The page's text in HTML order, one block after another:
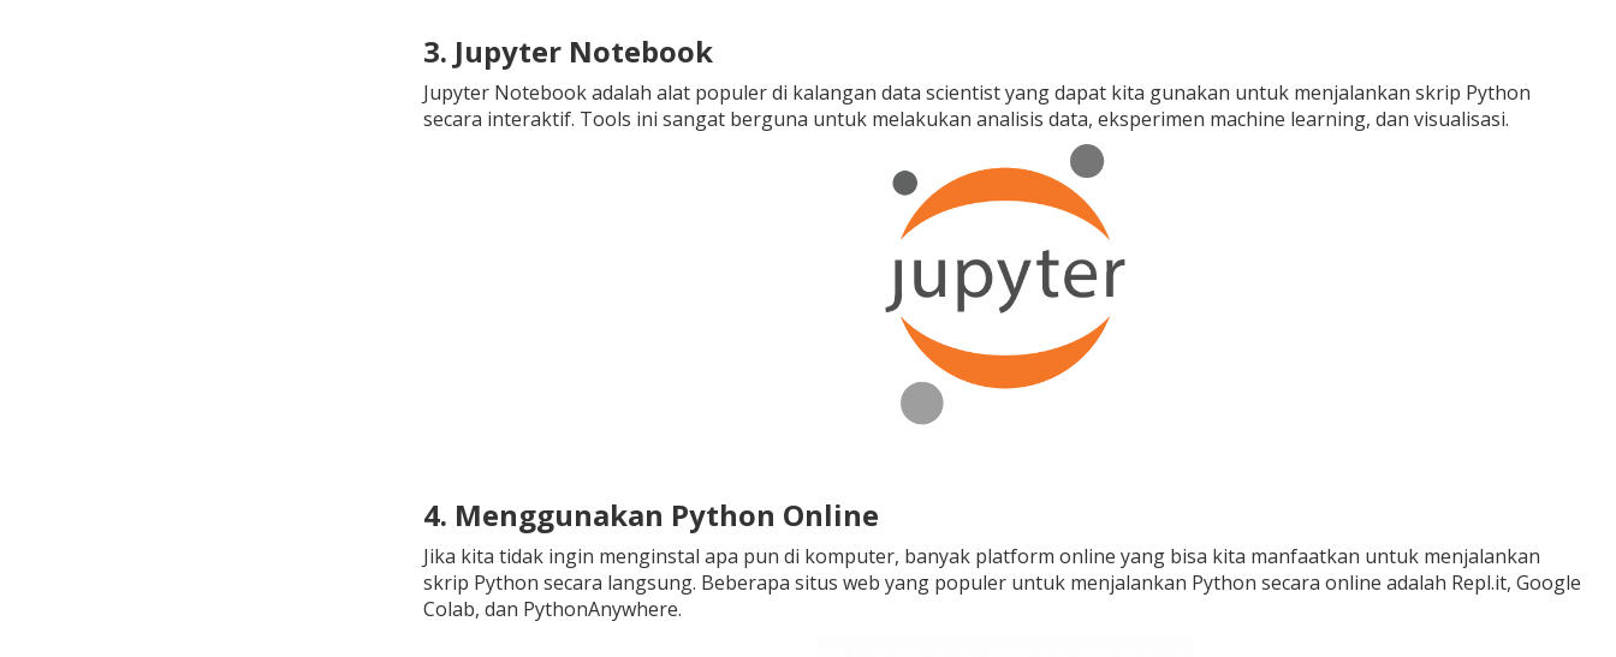
3. Jupyter Notebook
Jupyter Notebook adalah alat populer di kalangan data scientist yang dapat kita gunakan untuk menjalankan skrip Python
secara interaktif. Tools ini sangat berguna untuk melakukan analisis data, eksperimen machine learning, dan visualisasi.
4. Menggunakan Python Online
Jika kita tidak ingin menginstal apa pun di komputer, banyak platform online yang bisa kita manfaatkan untuk menjalankan
skrip Python secara langsung. Beberapa situs web yang populer untuk menjalankan Python secara online adalah Repl.it, Google
Colab, dan PythonAnywhere.